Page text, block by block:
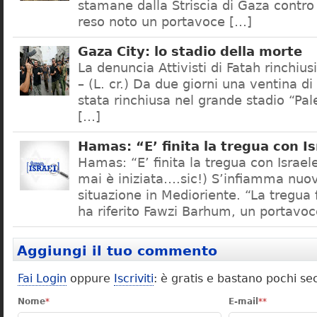
stamane dalla Striscia di Gaza
reso noto un portavoce […]
Gaza City: lo stadio della morte
La denuncia Attivisti di Fatah
– (L. cr.) Da due giorni una ventina
stata rinchiusa nel grande stadio
[…]
Hamas: “E’ finita la tregua con
Hamas: “E’ finita la tregua con
mai è iniziata….sic!) S’infiamma
situazione in Medioriente. “La tregua
ha riferito Fawzi Barhum, un
Aggiungi il tuo commento
Fai Login oppure Iscriviti: è gratis e bastano pochi
Nome* E-mail **